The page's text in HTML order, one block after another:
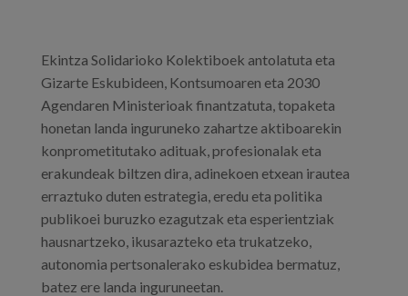
Ekintza Solidarioko Kolektiboek antolatuta eta
Gizarte Eskubideen, Kontsumoaren eta 2030
Agendaren Ministerioak finantzatuta, topaketa
honetan landa inguruneko zahartze aktiboarekin
konprometitutako adituak, profesionalak eta
erakundeak biltzen dira, adinekoen etxean irautea
erraztuko duten estrategia, eredu eta politika
publikoei buruzko ezagutzak eta esperientziak
hausnartzeko, ikusarazteko eta trukatzeko,
autonomia pertsonalerako eskubidea bermatuz,
batez ere landa inguruneetan.